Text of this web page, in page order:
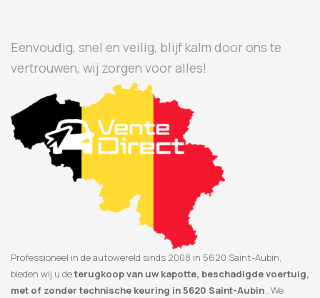
Eenvoudig, snel en veilig, blijf kalm door ons te
vertrouwen, wij zorgen voor alles!
Professioneel in de autowereld sinds 2008 in 5620 Saint-Aubin,
bieden wij u deterugkoop van uw kapotte, beschadigde voertuig,
met of zonder technische keuring in 5620 Saint-Aubin . We